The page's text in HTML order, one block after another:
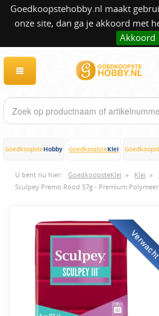
Goedkoopstehobby.nl maakt
onze site, dan ga je akkoord met
Akkoord
GoedkoopsteHobby GoedkoopsteKlei
U bent nu hier: GoedkoopsteKlei » Klei »
Sculpey Premo Rood 57g - Premium